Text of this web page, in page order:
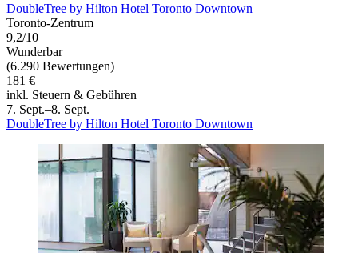
DoubleTree by Hilton Hotel Toronto Downtown
Toronto-Zentrum
9,2/10
Wunderbar
(6.290 Bewertungen)
181 €
inkl. Steuern & Gebühren
7. Sept.–8. Sept.
DoubleTree by Hilton Hotel Toronto Downtown